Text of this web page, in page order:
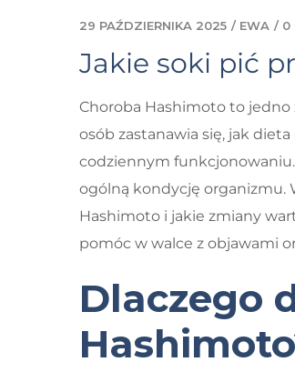
29 PAŹDZIERNIKA 2025 / EWA / 0
Jakie soki pić
Choroba Hashimoto to
osób zastanawia się, jak
codziennym
ogólną kondycję organizmu.
Hashimoto i jakie zmiany
pomóc w walce z objawami
Dlaczego